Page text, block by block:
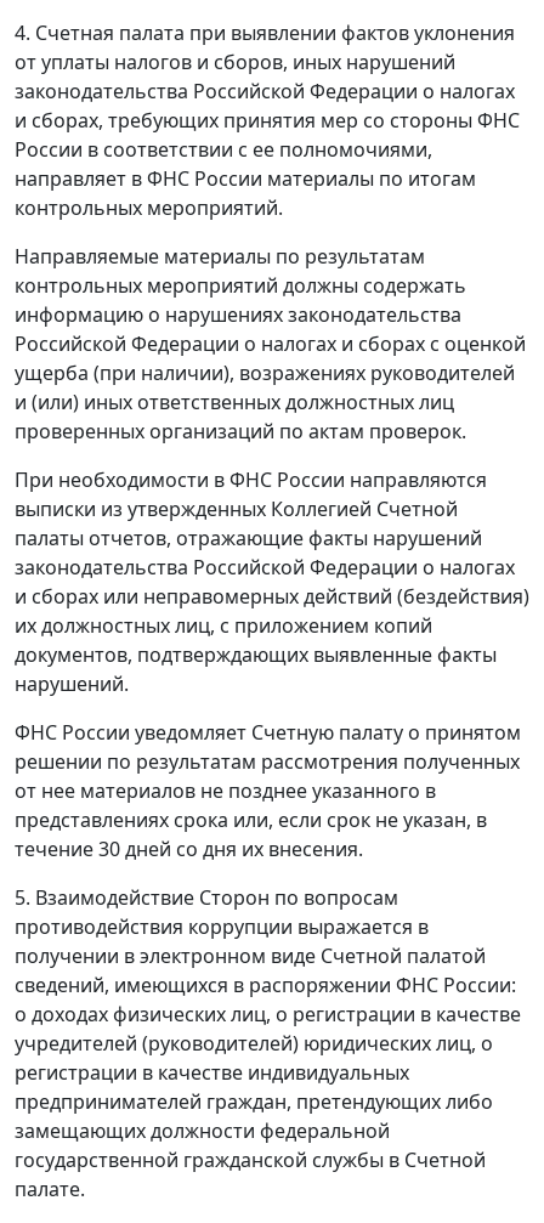
4. Счетная палата при выявлении фактов уклонения
от уплаты налогов и сборов, иных нарушений
законодательства Российской Федерации о налогах
и сборах, требующих принятия мер со стороны ФНС
России в соответствии с ее полномочиями,
направляет в ФНС России материалы по итогам
контрольных мероприятий.
Направляемые материалы по результатам
контрольных мероприятий должны содержать
информацию о нарушениях законодательства
Российской Федерации о налогах и сборах с оценкой
ущерба (при наличии), возражениях руководителей
и (или) иных ответственных должностных лиц
проверенных организаций по актам проверок.
При необходимости в ФНС России направляются
выписки из утвержденных Коллегией Счетной
палаты отчетов, отражающие факты нарушений
законодательства Российской Федерации о налогах
и сборах или неправомерных действий (бездействия)
их должностных лиц, с приложением копий
документов, подтверждающих выявленные факты
нарушений.
ФНС России уведомляет Счетную палату о принятом
решении по результатам рассмотрения полученных
от нее материалов не позднее указанного в
представлениях срока или, если срок не указан, в
течение 30 дней со дня их внесения.
5. Взаимодействие Сторон по вопросам
противодействия коррупции выражается в
получении в электронном виде Счетной палатой
сведений, имеющихся в распоряжении ФНС России:
о доходах физических лиц, о регистрации в качестве
учредителей (руководителей) юридических лиц, о
регистрации в качестве индивидуальных
предпринимателей граждан, претендующих либо
замещающих должности федеральной
государственной гражданской службы в Счетной
палате.